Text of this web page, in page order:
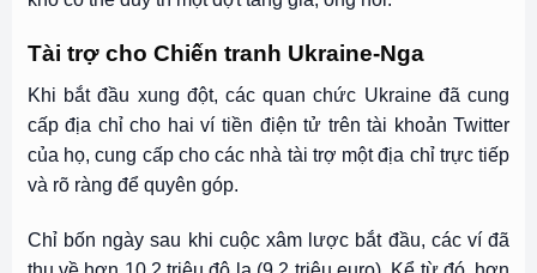
Tài trợ cho Chiến tranh Ukraine-Nga
Khi bắt đầu xung đột, các quan chức Ukraine đã cung
cấp địa chỉ cho hai ví tiền điện tử trên tài khoản Twitter
của họ, cung cấp cho các nhà tài trợ một địa chỉ trực tiếp
và rõ ràng để quyên góp.
Chỉ bốn ngày sau khi cuộc xâm lược bắt đầu, các ví đã